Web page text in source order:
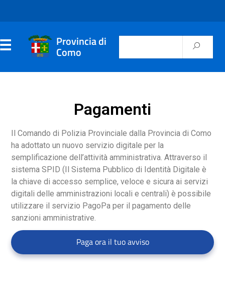
Provincia di
Como
Pagamenti
Il Comando di Polizia Provinciale dalla Provincia di Como
ha adottato un nuovo servizio digitale per la
semplificazione dell’attività amministrativa. Attraverso il
sistema SPID (Il Sistema Pubblico di Identità Digitale è
la chiave di accesso semplice, veloce e sicura ai servizi
digitali delle amministrazioni locali e centrali) è possibile
utilizzare il servizio PagoPa per il pagamento delle
sanzioni amministrative.
Paga ora il tuo avviso